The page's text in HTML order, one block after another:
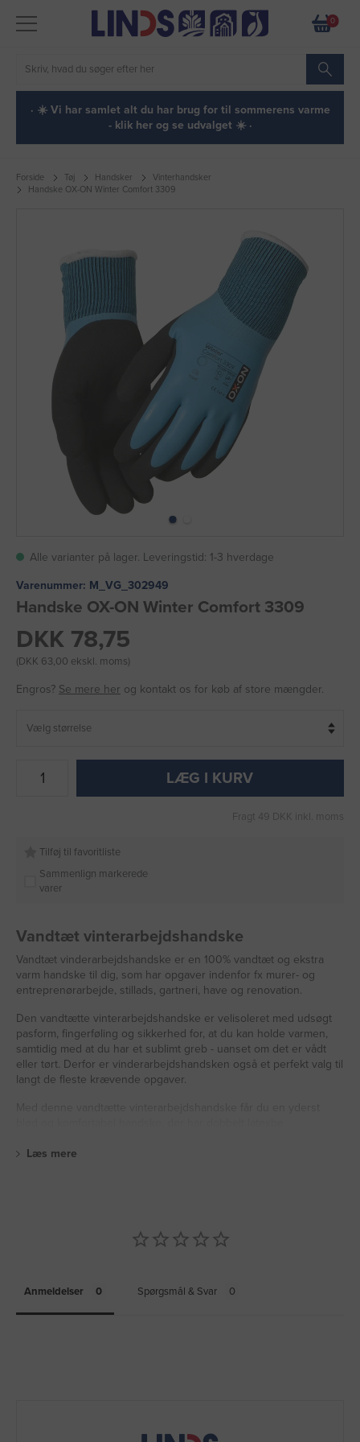
0
· ☀️ Vi har samlet alt du har brug for til sommerens varme
- klik her og se udvalget ☀️ ·
Forside Tøj Handsker
Vinterhandsker
Handske OX-ON Winter Comfort 3309
Alle varianter på lager. Leveringstid: 1-3 hverdage
Varenummer: M_VG_302949
Handske OX-ON Winter Comfort 3309
DKK 78,75
(DKK 63,00 ekskl. moms)
Engros? Se mere her og kontakt os for køb af store mængder.
LÆG I KURV
Fragt 49 DKK inkl. moms
Tilføj til favoritliste
Sammenlign markerede
varer
Vandtæt vinterarbejdshandske
Vandtæt vinderarbejdshandske er en 100% vandtæt og ekstra
varm handske til dig, som har opgaver indenfor fx murer- og
entreprenørarbejde, stillads, gartneri, have og renovation.
Den vandtætte vinterarbejdshandske er velisoleret med udsøgt
pasform, fingerføling og sikkerhed for, at du kan holde varmen,
samtidig med at du har et sublimt greb - uanset om det er vådt
eller tørt. Derfor er vinderarbejdshandsken også et perfekt valg til
langt de fleste krævende opgaver.
Læs mere
Anmeldelser Spørgsmål & Svar